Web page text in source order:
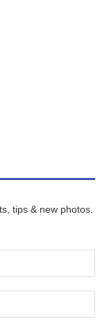
tips & new photos.